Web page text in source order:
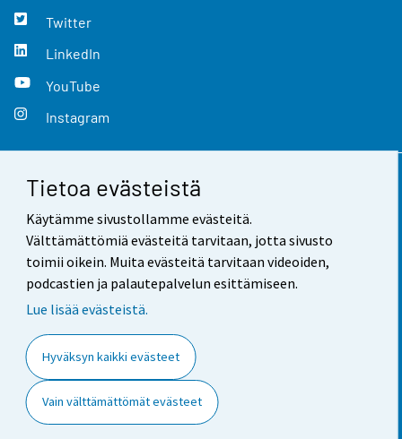
Tietoa evästeistä
Käytämme sivustollamme evästeitä.
Välttämättömiä evästeitä tarvitaan, jotta sivusto
toimii oikein. Muita evästeitä tarvitaan videoiden,
podcastien ja palautepalvelun esittämiseen.
Lue lisää evästeistä.
Hyväksyn kaikki evästeet
Vain välttämättömät evästeet
Twitter
LinkedIn
YouTube
Instagram
Yhteystiedot
Palaute
Käyttöehdot
Saavutettavuus
Tietoa sivustosta
Evästeasetukset